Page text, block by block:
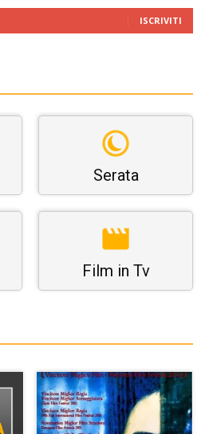
ISCRIVITI
Serata
Film in Tv